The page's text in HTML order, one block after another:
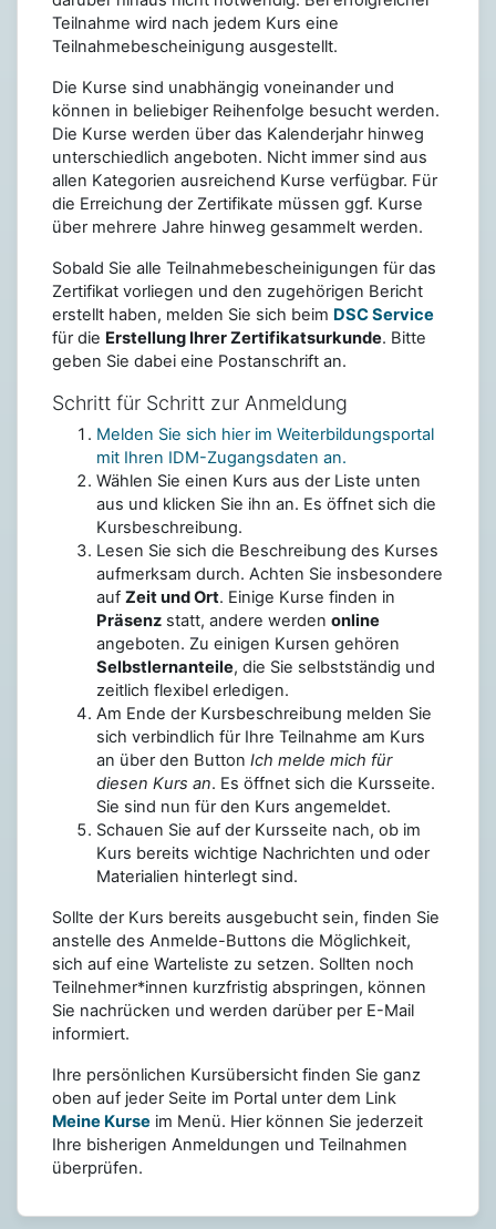
Teilnahme wird nach jedem Kurs eine
Teilnahmebescheinigung ausgestellt.
Die Kurse sind unabhängig voneinander und
können in beliebiger Reihenfolge besucht werden.
Die Kurse werden über das Kalenderjahr hinweg
unterschiedlich angeboten. Nicht immer sind aus
allen Kategorien ausreichend Kurse verfügbar. Für
die Erreichung der Zertifikate müssen ggf. Kurse
über mehrere Jahre hinweg gesammelt werden.
Sobald Sie alle Teilnahmebescheinigungen für das
Zertifikat vorliegen und den zugehörigen Bericht
erstellt haben, melden Sie sich beim DSC Service
für die Erstellung Ihrer Zertifikatsurkunde. Bitte
geben Sie dabei eine Postanschrift an.
Schritt für Schritt zur Anmeldung
Melden Sie sich hier im Weiterbildungsportal
mit Ihren IDM-Zugangsdaten an.
Wählen Sie einen Kurs aus der Liste unten
aus und klicken Sie ihn an. Es öffnet sich die
Kursbeschreibung.
Lesen Sie sich die Beschreibung des Kurses
aufmerksam durch. Achten Sie insbesondere
auf Zeit und Ort. Einige Kurse finden in
Präsenz statt, andere werden online
angeboten. Zu einigen Kursen gehören
Selbstlernanteile, die Sie selbstständig und
zeitlich flexibel erledigen.
Am Ende der Kursbeschreibung melden Sie
sich verbindlich für Ihre Teilnahme am Kurs
an über den Button Ich melde mich für
diesen Kurs an. Es öffnet sich die Kursseite.
Sie sind nun für den Kurs angemeldet.
Schauen Sie auf der Kursseite nach, ob im
Kurs bereits wichtige Nachrichten und oder
Materialien hinterlegt sind.
Sollte der Kurs bereits ausgebucht sein, finden Sie
anstelle des Anmelde-Buttons die Möglichkeit,
sich auf eine Warteliste zu setzen. Sollten noch
Teilnehmer*innen kurzfristig abspringen, können
Sie nachrücken und werden darüber per E-Mail
informiert.
Ihre persönlichen Kursübersicht finden Sie ganz
oben auf jeder Seite im Portal unter dem Link
Meine Kurse im Menü. Hier können Sie jederzeit
Ihre bisherigen Anmeldungen und Teilnahmen
überprüfen.